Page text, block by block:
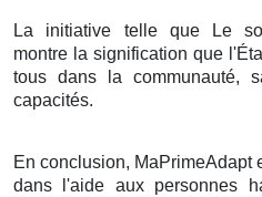
La initiative telle que Le
montre la signification que
tous dans la communauté,
capacités.
En conclusion, MaPrimeAdapt
dans l'aide aux personnes